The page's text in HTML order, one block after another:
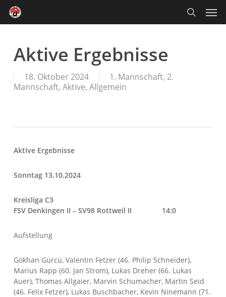
main
content search
Aktive Ergebnisse
18. Oktober 2024 1. Mannschaft, 2.
Mannschaft, Aktive, Allgemein
Aktive Ergebnisse
Sonntag 13.10.2024
Kreisliga C3
FSV Denkingen II – SV98 Rottweil II 14:0
Aufstellung
Gökhan Gürcü, Valentin Fetzer (46. Philip Schneider),
Marius Rapp (60. Jan Strom), Lukas Dreher (66. Lukas
Auer), Thomas Allgaier, Marvin Schumacher, Martin Seid
(46. Felix Fetzer), Lukas Buschbacher, Kevin Ninemann (71.